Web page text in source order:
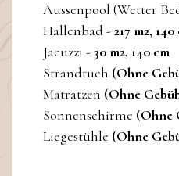
Aussenpool (Wetter
Hallenbad -217 m2,
Jacuzzı -30 m2, 140 cm
Strandtuch (Ohne
Matratzen (Ohne
Sonnenschirme (Ohne
Liegestühle (Ohne